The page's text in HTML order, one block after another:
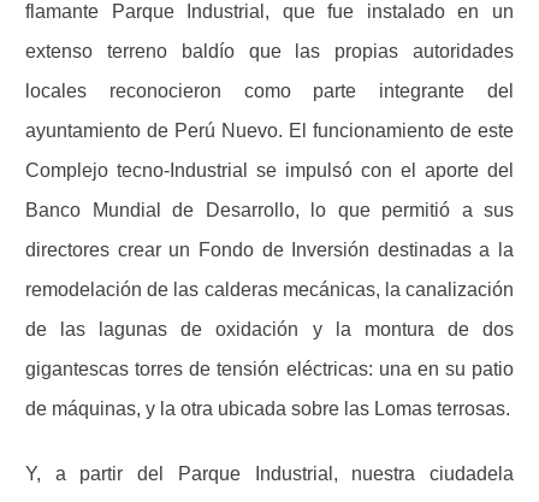
flamante Parque Industrial, que fue instalado en un
extenso terreno baldío que las propias autoridades
locales reconocieron como parte integrante del
ayuntamiento de Perú Nuevo. El funcionamiento de este
Complejo tecno-Industrial se impulsó con el aporte del
Banco Mundial de Desarrollo, lo que permitió a sus
directores crear un Fondo de Inversión destinadas a la
remodelación de las calderas mecánicas, la canalización
de las lagunas de oxidación y la montura de dos
gigantescas torres de tensión eléctricas: una en su patio
de máquinas, y la otra ubicada sobre las Lomas terrosas.
Y, a partir del Parque Industrial, nuestra ciudadela